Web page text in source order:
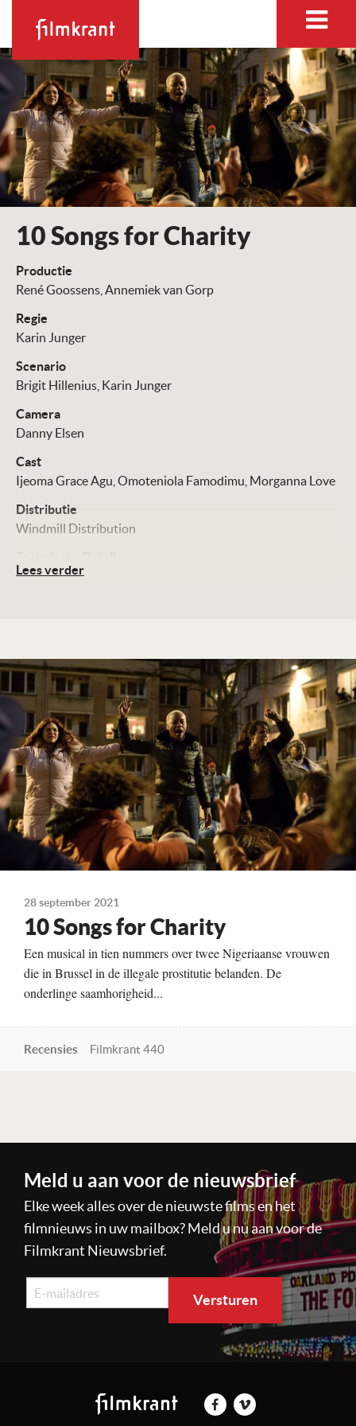
10 Songs for Charity
Productie
René Goossens Annemiek van Gorp
Regie
Karin Junger
Scenario
Brigit Hillenius Karin Junger
Camera
Danny Elsen
Cast
Ijeoma Grace Agu Omoteniola Famodimu Morganna Love
Distributie
Windmill Distribution
Kleur, 104 minuten
Nederland, België, 2021
Lees verder
28 september 2021
10 Songs for Charity
Een musical in tien nummers over twee Nigeriaanse vrouwen
die in Brussel in de illegale prostitutie belanden. De
onderlinge saamhorigheid...
Recensies Filmkrant 440
Meld u aan voor de nieuwsbrief
Elke week alles over de nieuwste films en het
filmnieuws in uw mailbox? Meld u nu aan voor de
Filmkrant Nieuwsbrief.